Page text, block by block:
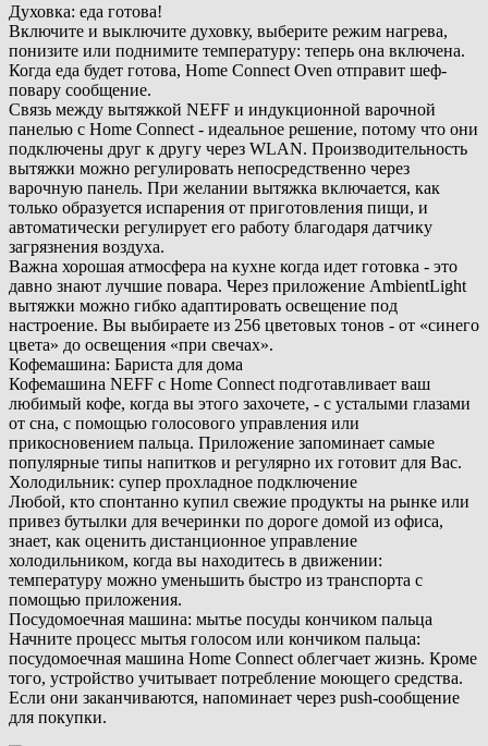
Духовка: еда готова!
Включите и выключите духовку, выберите режим нагрева,
понизите или поднимите температуру: теперь она включена.
Когда еда будет готова, Home Connect Oven отправит шеф-
повару сообщение.
Связь между вытяжкой NEFF и индукционной варочной
панелью с Home Connect - идеальное решение, потому что они
подключены друг к другу через WLAN. Производительность
вытяжки можно регулировать непосредственно через
варочную панель. При желании вытяжка включается, как
только образуется испарения от приготовления пищи, и
автоматически регулирует его работу благодаря датчику
загрязнения воздуха.
Важна хорошая атмосфера на кухне когда идет готовка - это
давно знают лучшие повара. Через приложение AmbientLight
вытяжки можно гибко адаптировать освещение под
настроение. Вы выбираете из 256 цветовых тонов - от «синего
цвета» до освещения «при свечах».
Кофемашина: Бариста для дома
Кофемашина NEFF с Home Connect подготавливает ваш
любимый кофе, когда вы этого захочете, - с усталыми глазами
от сна, с помощью голосового управления или
прикосновением пальца. Приложение запоминает самые
популярные типы напитков и регулярно их готовит для Вас.
Холодильник: супер прохладное подключение
Любой, кто спонтанно купил свежие продукты на рынке или
привез бутылки для вечеринки по дороге домой из офиса,
знает, как оценить дистанционное управление
холодильником, когда вы находитесь в движении:
температуру можно уменьшить быстро из транспорта с
помощью приложения.
Посудомоечная машина: мытье посуды кончиком пальца
Начните процесс мытья голосом или кончиком пальца:
посудомоечная машина Home Connect облегчает жизнь. Кроме
того, устройство учитывает потребление моющего средства.
Если они заканчиваются, напоминает через push-сообщение
для покупки.